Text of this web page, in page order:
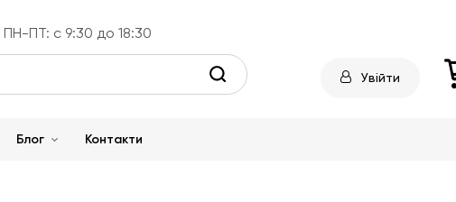
ПН-ПТ: с 9:30 до 18:30
Увійти
Блог Контакти